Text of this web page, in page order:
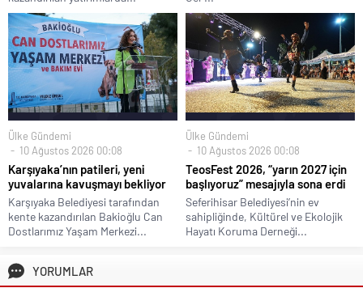
Ülke Gündemi
10 Ağustos 2026 00:08
Karşıyaka’nın patileri, yeni
yuvalarına kavuşmayı bekliyor
Karşıyaka Belediyesi tarafından
kente kazandırılan Bakioğlu Can
Dostlarımız Yaşam Merkezi...
Ülke Gündemi
10 Ağustos 2026 00:08
TeosFest 2026, “yarın 2027 için
başlıyoruz” mesajıyla sona erdi
Seferihisar Belediyesi’nin ev
sahipliğinde, Kültürel ve Ekolojik
Hayatı Koruma Derneği...
YORUMLAR